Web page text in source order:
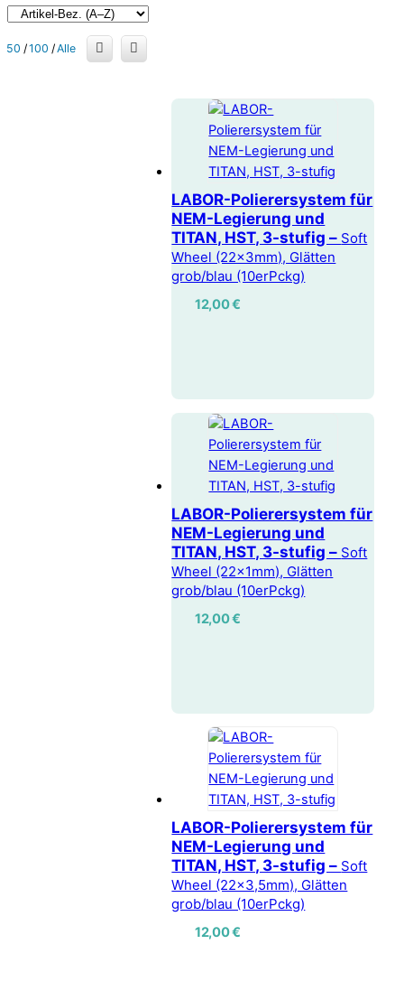
50 /100 /Alle
LABOR-Polierersystem für
NEM-Legierung und
TITAN, HST, 3-stufig – Soft
Wheel (22x3mm), Glätten
grob/blau (10erPckg)
12,00€
LABOR-Polierersystem für
NEM-Legierung und
TITAN, HST, 3-stufig – Soft
Wheel (22x1mm), Glätten
grob/blau (10erPckg)
12,00€
LABOR-Polierersystem für
NEM-Legierung und
TITAN, HST, 3-stufig – Soft
Wheel (22x3,5mm), Glätten
grob/blau (10erPckg)
12,00€